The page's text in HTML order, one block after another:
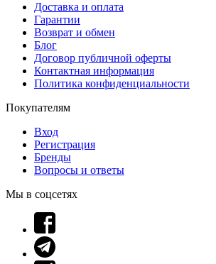
Доставка и оплата
Гарантии
Возврат и обмен
Блог
Договор публичной оферты
Контактная информация
Политика конфиденциальности
Покупателям
Вход
Регистрация
Бренды
Вопросы и ответы
Мы в соцсетях